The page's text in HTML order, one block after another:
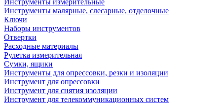
Инструменты измерительные
Инструменты малярные, слесарные, отделочные
Ключи
Наборы инструментов
Отвертки
Расходные материалы
Рулетка измерительная
Сумки, ящики
Инструменты для опрессовки, резки и изоляции
Инструмент для опрессовки
Инструмент для снятия изоляции
Инструмент для телекоммуникационных систем